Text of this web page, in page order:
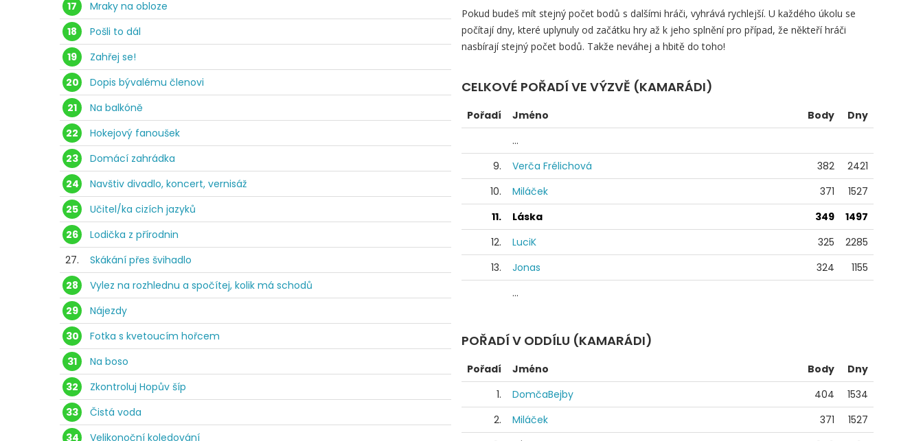
17
Mraky na obloze
18
Pošli to dál
19
Zahřej se!
20
Dopis bývalému členovi
21
Na balkóně
22
Hokejový fanoušek
23
Domácí zahrádka
24
Navštiv divadlo, koncert, vernisáž
25
Učitel/ka cizích jazyků
26
Lodička z přírodnin
27.
Skákání přes švihadlo
28
Vylez na rozhlednu a spočítej, kolik má schodů
29
Nájezdy
30
Fotka s kvetoucím hořcem
31
Na boso
32
Zkontroluj Hopův šíp
33
Čistá voda
34
Velikonoční koledování
Pokud budeš mít stejný počet bodů s dalšími hráči, vyhrává rychlejší. U každého úkolu se
počítají dny, které uplynuly od začátku hry až k jeho splnění pro případ, že někteří hráči
nasbírají stejný počet bodů. Takže neváhej a hbitě do toho!
CELKOVÉ POŘADÍ VE VÝZVĚ (KAMARÁDI)
Pořadí Jméno Body
Dny
...
9.
Verča Frélichová 382
2421
10.
Miláček 371
1527
11.
Láska 349
1497
12.
LuciK 325
2285
13.
Jonas 324
1155
...
POŘADÍ V ODDÍLU (KAMARÁDI)
Pořadí Jméno Body
Dny
1.
DomčaBejby 404
1534
2.
Miláček 371
1527